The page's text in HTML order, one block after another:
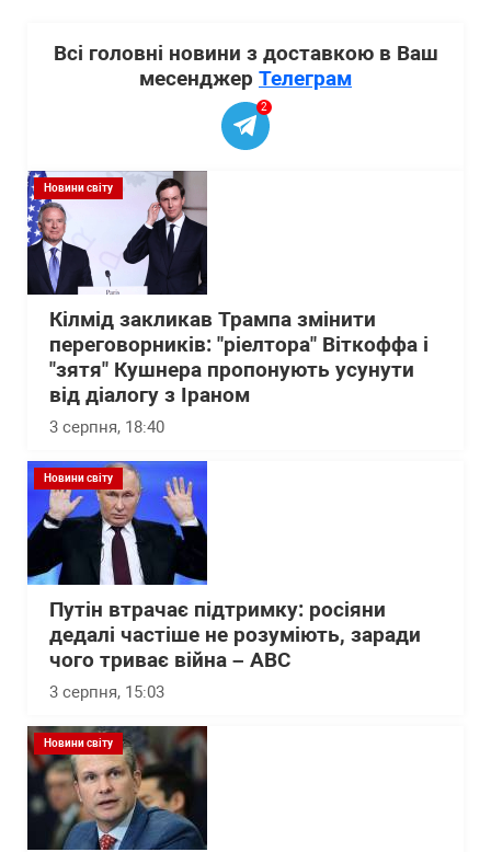
Всі головні новини з доставкою в Ваш
месенджер Телеграм
2
Новини світу
Кілмід закликав Трампа змінити
переговорників: "ріелтора" Віткоффа і
"зятя" Кушнера пропонують усунути
від діалогу з Іраном
3 серпня, 18:40
Новини світу
Путін втрачає підтримку: росіяни
дедалі частіше не розуміють, заради
чого триває війна – АВС
3 серпня, 15:03
Новини світу